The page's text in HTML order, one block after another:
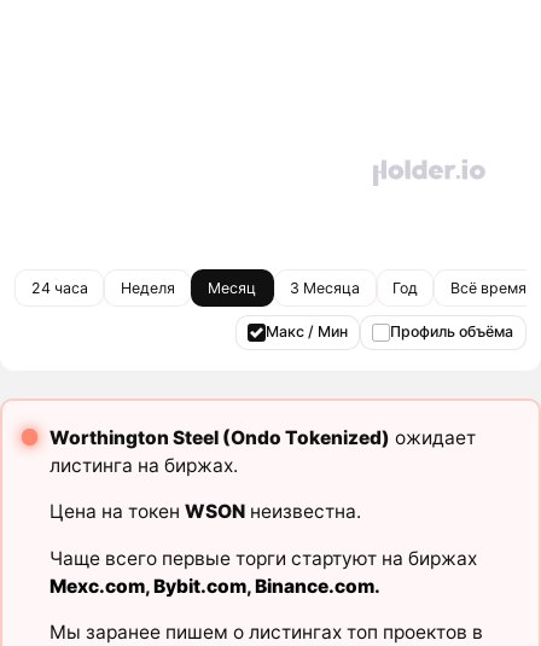
24 часа Неделя Месяц 3 Месяца Год Всё время
Макс / Мин Профиль объёма
Worthington Steel (Ondo Tokenized) ожидает
листинга на биржах.
Цена на токен WSONнеизвестна.
Чаще всего первые торги стартуют на биржах
Mexc.com,Bybit.com,Binance.com.
Мы заранее пишем о листингах топ проектов в